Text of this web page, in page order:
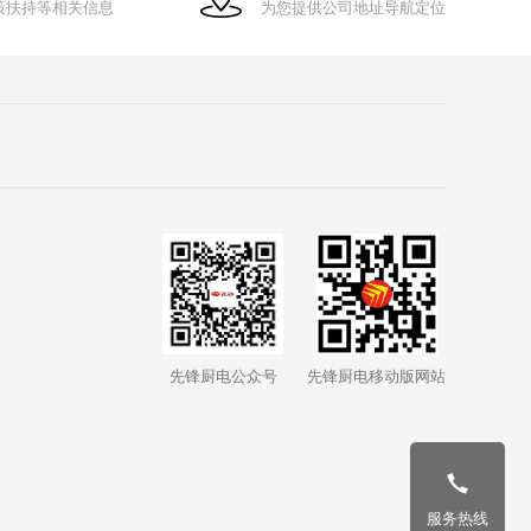
扶持等相关信息 为您提供公司地址导航定位
先锋厨电公众号 先锋厨电移动版网站
服务热线